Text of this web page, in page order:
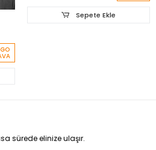
Sepete Ekle
sürede elinize ulaşır.